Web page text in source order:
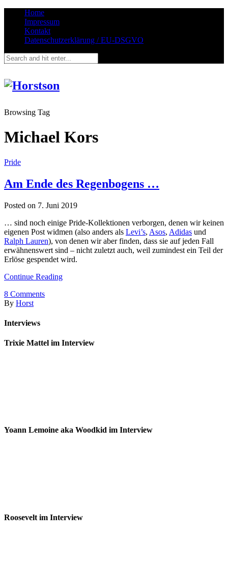
Home
Impressum
Kontakt
Datenschutzerklärung / EU-DSGVO
Browsing Tag
Michael Kors
Pride
Am Ende des Regenbogens …
Posted on 7. Juni 2019
… sind noch einige Pride-Kollektionen verborgen, denen wir keinen
eigenen Post widmen (also anders als Levi’s, Asos, Adidas und
Ralph Lauren), von denen wir aber finden, dass sie auf jeden Fall
erwähnenswert sind – nicht zuletzt auch, weil zumindest ein Teil der
Erlöse gespendet wird.
Continue Reading
8 Comments
By Horst
Interviews
Trixie Mattel im Interview
Yoann Lemoine aka Woodkid im Interview
Roosevelt im Interview